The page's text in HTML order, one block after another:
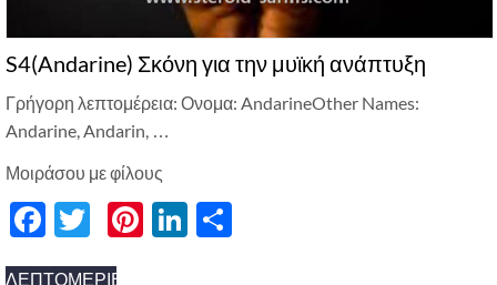
S4(Andarine) Σκόνη για την μυϊκή ανάπτυξη
Γρήγορη λεπτομέρεια: Ονομα: AndarineOther Names:
Andarine, Andarin, …
Μοιράσου με φίλους
Facebook
Twitter
Pinterest
LinkedIn
ΛΕΠΤΟΜΈΡΙΕΣ